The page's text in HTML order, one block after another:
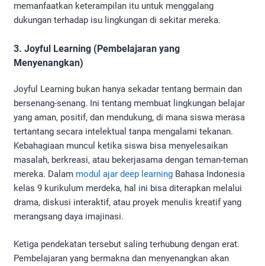
memanfaatkan keterampilan itu untuk menggalang
dukungan terhadap isu lingkungan di sekitar mereka.
3. Joyful Learning (Pembelajaran yang
Menyenangkan)
Joyful Learning bukan hanya sekadar tentang bermain dan
bersenang-senang. Ini tentang membuat lingkungan belajar
yang aman, positif, dan mendukung, di mana siswa merasa
tertantang secara intelektual tanpa mengalami tekanan.
Kebahagiaan muncul ketika siswa bisa menyelesaikan
masalah, berkreasi, atau bekerjasama dengan teman-teman
mereka. Dalam modul ajar deep learning Bahasa Indonesia
kelas 9 kurikulum merdeka, hal ini bisa diterapkan melalui
drama, diskusi interaktif, atau proyek menulis kreatif yang
merangsang daya imajinasi.
Ketiga pendekatan tersebut saling terhubung dengan erat.
Pembelajaran yang bermakna dan menyenangkan akan